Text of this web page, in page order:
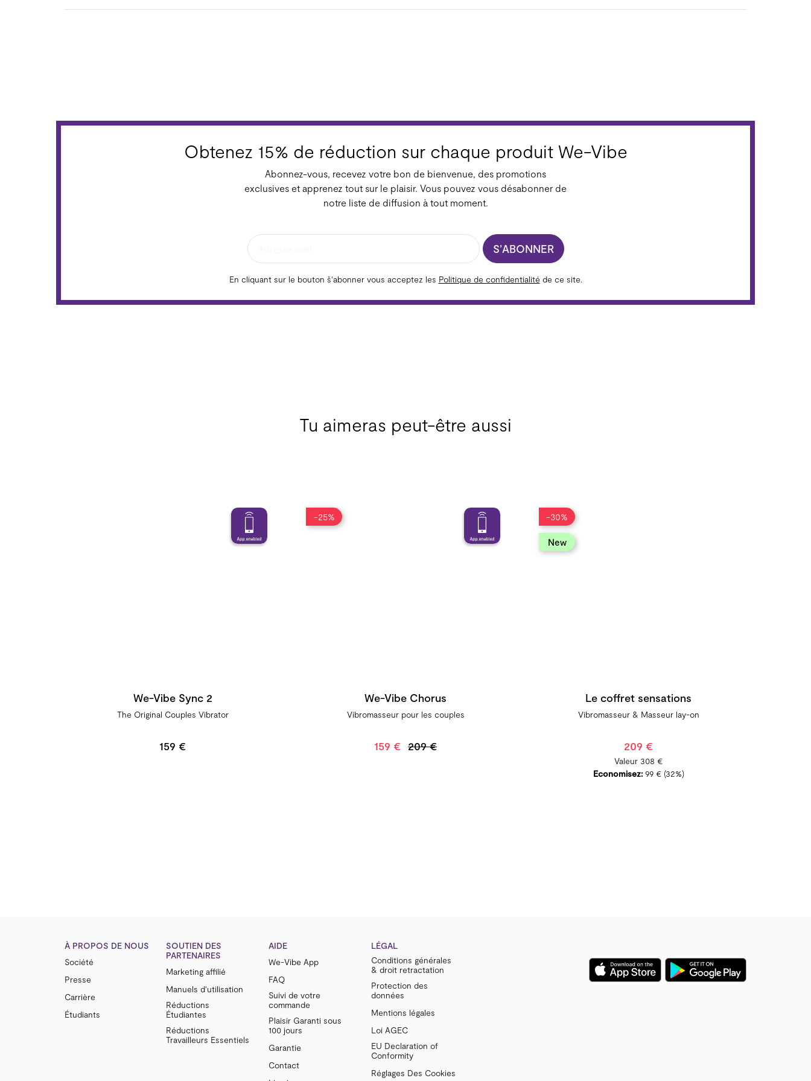
Obtenez 15% de réduction sur chaque produit We-Vibe
Abonnez-vous, recevez votre bon de bienvenue, des promotions
exclusives et apprenez tout sur le plaisir. Vous pouvez vous désabonner de
notre liste de diffusion à tout moment.
S’ABONNER
En cliquant sur le bouton š'abonner vous acceptez les Politique de confidentialité de ce site.
Tu aimeras peut-être aussi
We-Vibe Sync 2
The Original Couples Vibrator
159 €
-25%
We-Vibe Chorus
Vibromasseur pour les couples
159 € 209 €
new
-30%
Le coffret sensations
Vibromasseur & ​Masseur lay-on
209 €
Valeur 308 €
Economisez: 99 € (32%)
À PROPOS DE NOUS
Société
Presse
Carrière
Étudiants
SOUTIEN DES
PARTENAIRES
Marketing affilié
Manuels d'utilisation
Réductions
Étudiantes
Réductions
Travailleurs Essentiels
AIDE
We-Vibe App
FAQ
Suivi de votre
commande
Plaisir Garanti sous
100 jours
Garantie
Contact
LÉGAL
Conditions générales
& droit retractation
Protection des
données
Mentions légales
Loi AGEC
EU Declaration of
Conformity
Réglages Des Cookies